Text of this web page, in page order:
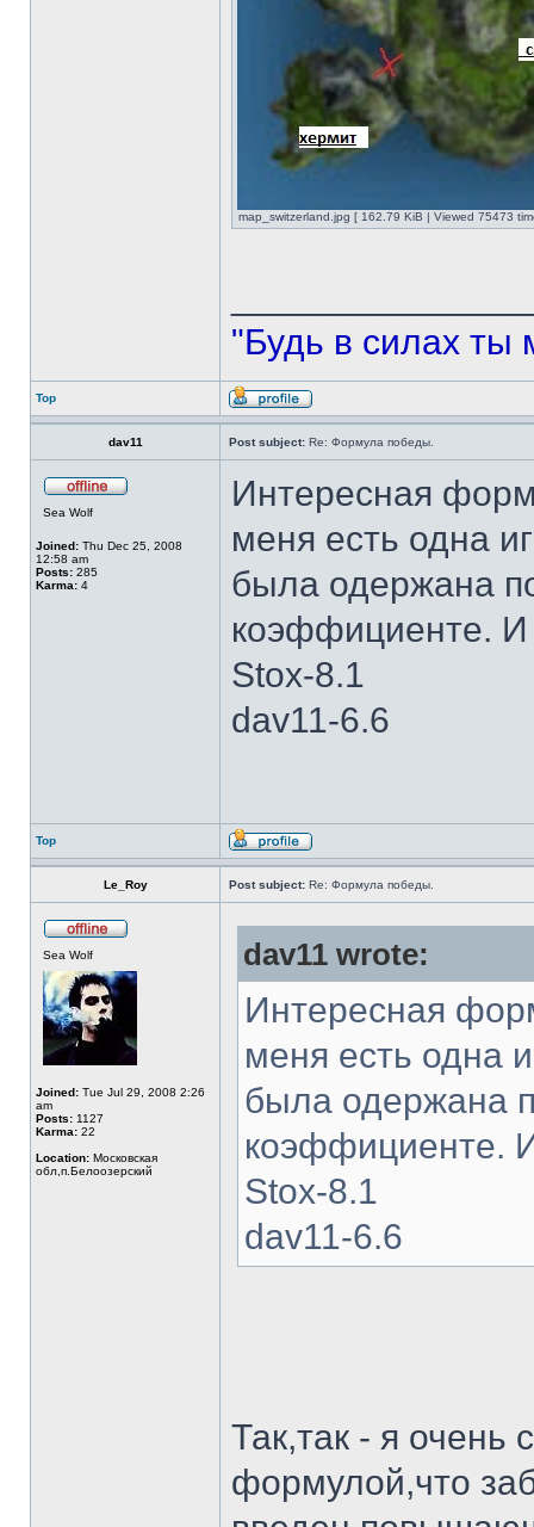
map_switzerland.jpg [ 162.79 KiB | Viewed 75473
"Будь в силах ты
Top
dav11 Post subject: Re: Формула победы.
Sea Wolf
Joined: Thu Dec 25, 2008
12:58 am
Posts: 285
Karma: 4
Интересная
меня есть одна
была одержана
коэффициенте. И
Stox-8.1
dav11-6.6
Top
Le_Roy Post subject: Re: Формула победы.
Sea Wolf
Joined: Tue Jul 29, 2008 2:26
am
Posts: 1127
Karma: 22
Location: Московская
обл,п.Белоозерский
dav11 wrote:
Интересная
меня есть одна
была одержана
коэффициенте.
Stox-8.1
dav11-6.6
Так,так - я очень
формулой,что